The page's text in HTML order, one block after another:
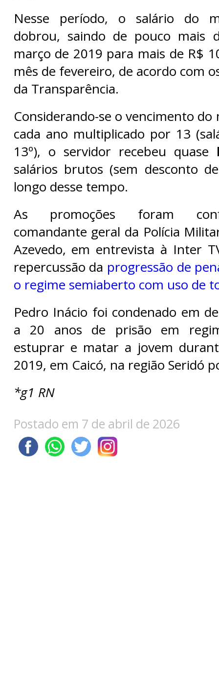
Nesse período, o salário do
dobrou, saindo de pouco mais
março de 2019 para mais de R$
mês de fevereiro, de acordo com
da Transparência.
Considerando-se o vencimento do
cada ano multiplicado por 13
13º), o servidor recebeu quase
salários brutos (sem desconto
longo desse tempo.
As promoções foram
comandante geral da Polícia
Azevedo, em entrevista à Inter
repercussão da progressão de
o regime semiaberto com uso de
Pedro Inácio foi condenado em
a 20 anos de prisão em
estuprar e matar a jovem
2019, em Caicó, na região Seridó
*g1 RN
Postado em 7 de abril de 2026